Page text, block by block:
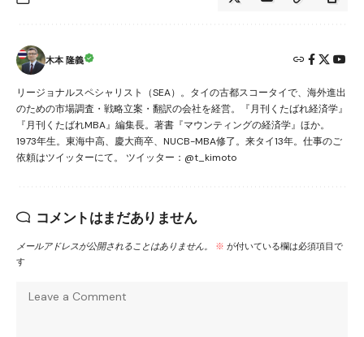
木本 隆義
リージョナルスペシャリスト（SEA）。タイの古都スコータイで、海外進出
のための市場調査・戦略立案・翻訳の会社を経営。『月刊くたばれ経済学』
『月刊くたばれMBA』編集長。著書『マウンティングの経済学』ほか。
1973年生。東海中高、慶大商卒、NUCB-MBA修了。来タイ13年。仕事のご
依頼はツイッターにて。 ツイッター：@t_kimoto
コメントはまだありません
メールアドレスが公開されることはありません。 ※ が付いている欄は必須項目で
す